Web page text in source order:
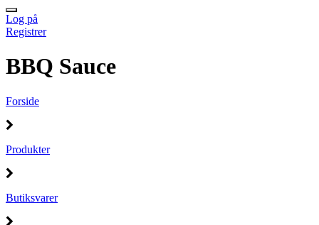
Log på
Registrer
BBQ Sauce
Forside
Produkter
Butiksvarer